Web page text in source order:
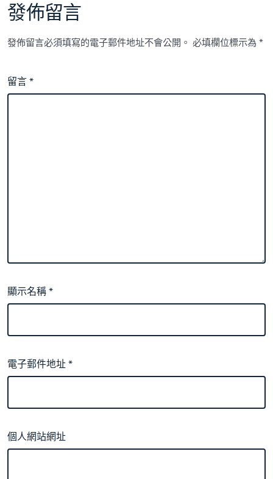
發佈留言
發佈留言必須填寫的電子郵件地址不會公開。 必填欄位標示為*
留言*
顯示名稱*
電子郵件地址*
個人網站網址